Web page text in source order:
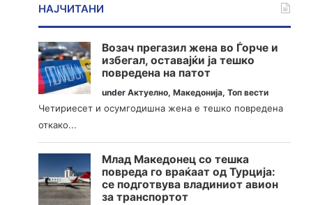
НАЈЧИТАНИ
Возач прегазил жена во Ѓорче и
избегал, оставајќи ја тешко
повредена на патот
underАктуелно,Македонија,Топ вести
Четириесет и осумгодишна жена е тешко повредена
откако...
Млад Македонец со тешка
повреда го враќаат од Турција:
се подготвува владиниот авион
за транспортот